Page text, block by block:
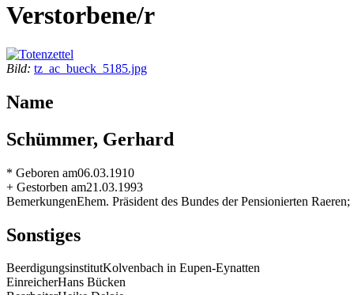
Verstorbene/r
Bild: tz_ac_bueck_5185.jpg
Name
Schümmer, Gerhard
* Geboren am06.03.1910
+ Gestorben am21.03.1993
BemerkungenEhem. Präsident des Bundes der Pensionierten Raeren;
Sonstiges
BeerdigungsinstitutKolvenbach in Eupen-Eynatten
EinreicherHans Bücken